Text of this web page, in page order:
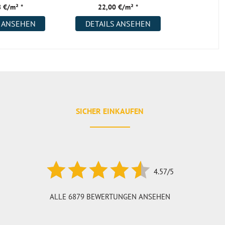
€/m² * 22,00 €/m² *
DETAILS ANSEHEN
SICHER EINKAUFEN
4.57/5
ALLE 6879 BEWERTUNGEN ANSEHEN